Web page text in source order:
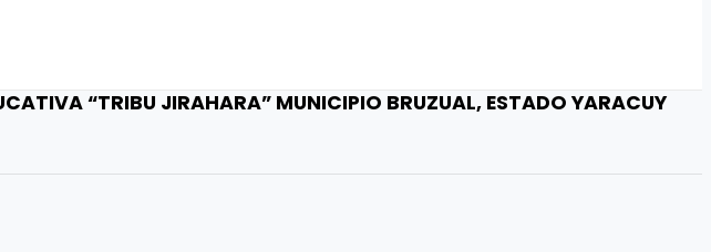
“TRIBU JIRAHARA” MUNICIPIO BRUZUAL, ESTADO YARACUY